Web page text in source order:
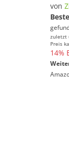
Spinnruten
Steckruten
von
zuletzt
Preis
14%